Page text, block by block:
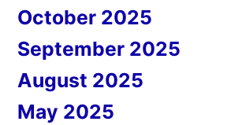
October 2025
September 2025
August 2025
May 2025